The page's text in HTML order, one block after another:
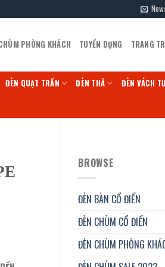
PHÒNG KHÁCH TUYỂN DỤNG TRANG
ĐÈN QUẠT TRẦN ĐÈN THẢ ĐÈN VÁCH
BROWSE
ĐÈN BÀN CỔ ĐIỂN
ĐÈN CHÙM CỔ ĐIỂN
ĐÈN CHÙM PHÒNG